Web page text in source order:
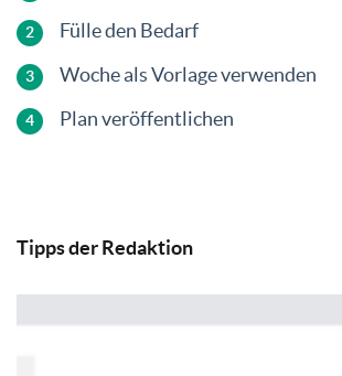
Fülle den Bedarf
Woche als Vorlage verwenden
Plan veröffentlichen
Tipps der Redaktion